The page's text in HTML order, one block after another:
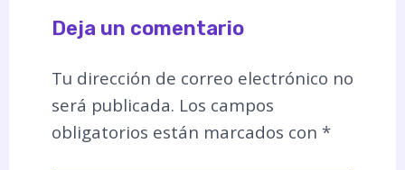
Deja un comentario
Tu dirección de correo electrónico no
será publicada. Los campos
obligatorios están marcados con *